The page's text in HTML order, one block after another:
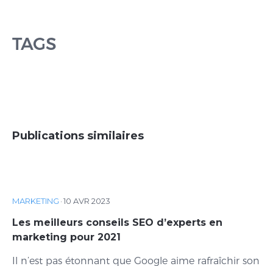
TAGS
Publications similaires
MARKETING ·10 AVR 2023
Les meilleurs conseils SEO d’experts en
marketing pour 2021
Il n’est pas étonnant que Google aime rafraîchir son